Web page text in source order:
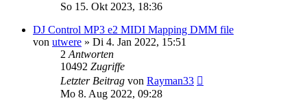
So 15. Okt 2023, 18:36
DJ Control MP3 e2 MIDI Mapping DMM file
von utwere » Di 4. Jan 2022, 15:51
2 Antworten
10492 Zugriffe
Letzter Beitrag von Rayman33
Mo 8. Aug 2022, 09:28